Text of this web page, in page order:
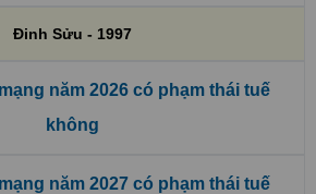
Đinh Sửu - 1997
năm 2026 có phạm thái tuế
không
năm 2027 có phạm thái tuế